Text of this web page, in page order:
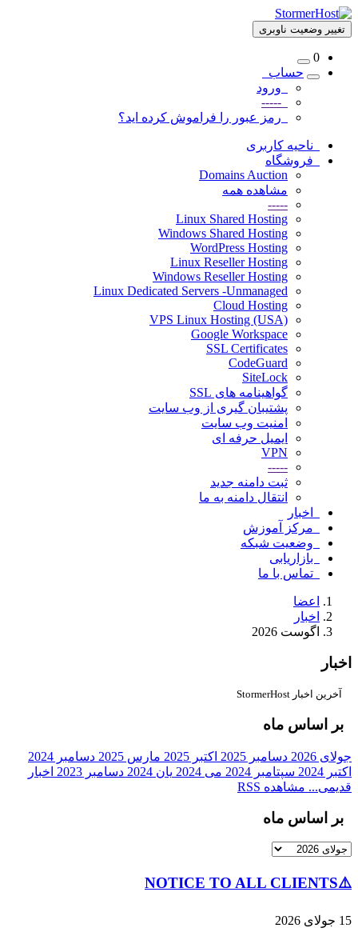
تغییر وضعیت ناوبری
0
حساب
ورود
-----
رمز عبور را فراموش کرده اید؟
ناحیه کاربری
فروشگاه
Domains Auction
مشاهده همه
-----
Linux Shared Hosting
Windows Shared Hosting
WordPress Hosting
Linux Reseller Hosting
Windows Reseller Hosting
Linux Dedicated Servers -Unmanaged
Cloud Hosting
VPS Linux Hosting (USA)
Google Workspace
SSL Certificates
CodeGuard
SiteLock
گواهینامه های SSL
پشتیبان گیری از وب سایت
امنیت وب سایت
ایمیل حرفه ای
VPN
-----
ثبت دامنه جدید
انتقال دامنه به ما
اخبار
مرکز آموزش
وضعیت شبکه
بازاریابی
تماس با ما
اعضا
اخبار
اگوست 2026
اخبار
آخرین اخبار StormerHost
بر اساس ماه
جولای 2026 دسامبر 2025 اکتبر 2025 مارس 2025
دسامبر 2024
اکتبر 2024
سپتامبر 2024 می 2024 یان 2024 دسامبر 2023
اخبار
قدیمی... مشاهده RSS
بر اساس ماه
⚠️NOTICE TO ALL CLIENTS
15 جولای 2026